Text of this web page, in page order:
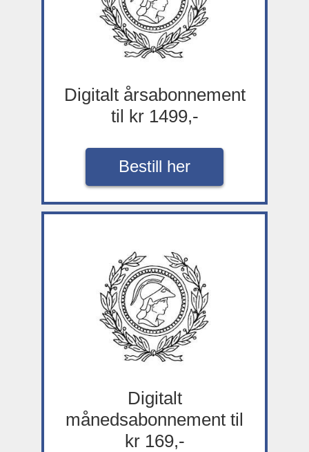
Digitalt årsabonnement
til kr 1499,-
Bestill her
Digitalt
månedsabonnement til
kr 169,-